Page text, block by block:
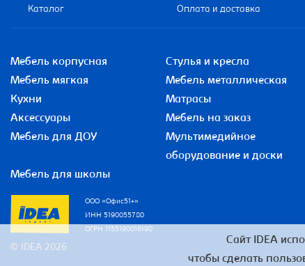
Каталог Оплата и доставка
Мебель корпусная
Стулья и кресла
Мебель мягкая
Мебель металлическая
Кухни
Матрасы
Аксессуары
Мебель на заказ
Мебель для ДОУ
Мультимедийное
оборудование и доски
Мебель для школы
© IDEA 2026
ООО «Офис51+»
ИНН 5190055780
ОГРН 1155190016190
Сайт IDEA
чтобы сделать